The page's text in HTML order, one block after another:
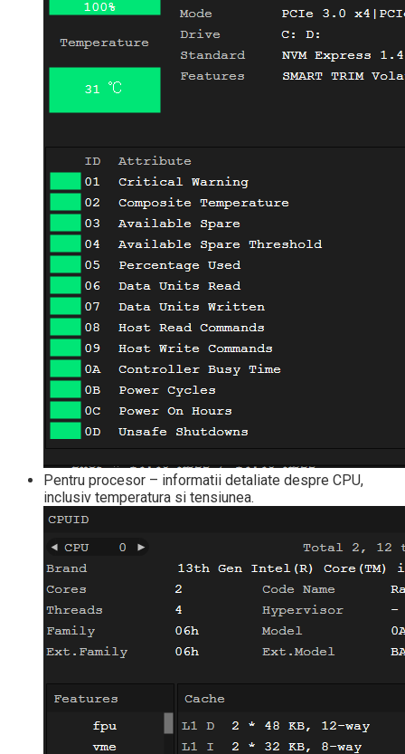
Pentru procesor – informatii detaliate despre CPU,
inclusiv temperatura si tensiunea.